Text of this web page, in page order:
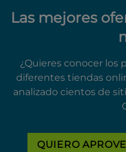
Las mejores
¿Quieres conocer los
diferentes tiendas
analizado cientos de
QUIERO